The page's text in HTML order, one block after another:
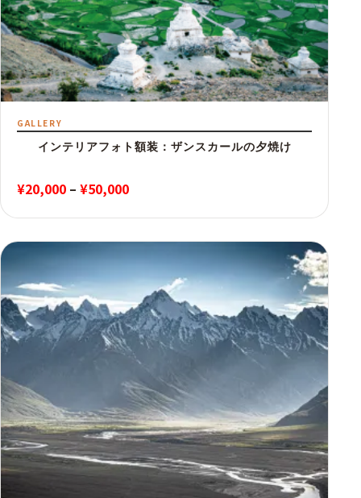
GALLERY
インテリアフォト額装：ザンスカールの夕焼け
¥20,000 – ¥50,000価
¥20,000
–
¥50,000